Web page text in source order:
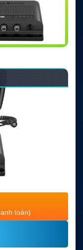
toán)